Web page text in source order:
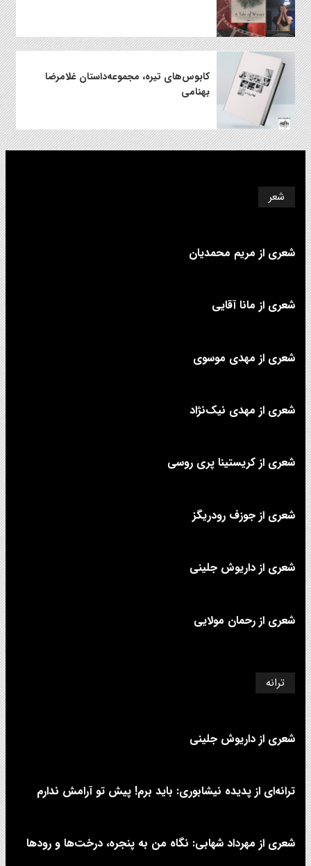
کابوس‌های تیره، مجموعه‌داستان غلامرضا
بهنامی
شعر
شعری از مریم محمدیان
شعری از مانا آقایی
شعری از مهدی موسوی
شعری از مهدی نیک‌نژاد
شعری از کریستینا پری روسی
شعری از جوزف رودریگز
شعری از داریوش جلینی
شعری از رحمان مولایی
ترانه
شعری از داریوش جلینی
ترانه‌ای از پدیده نیشابوری: باید برم! پیش تو آرامش ندارم
شعری از مهرداد شهابی: نگاه من به پنجره، درخت‌ها و رودها